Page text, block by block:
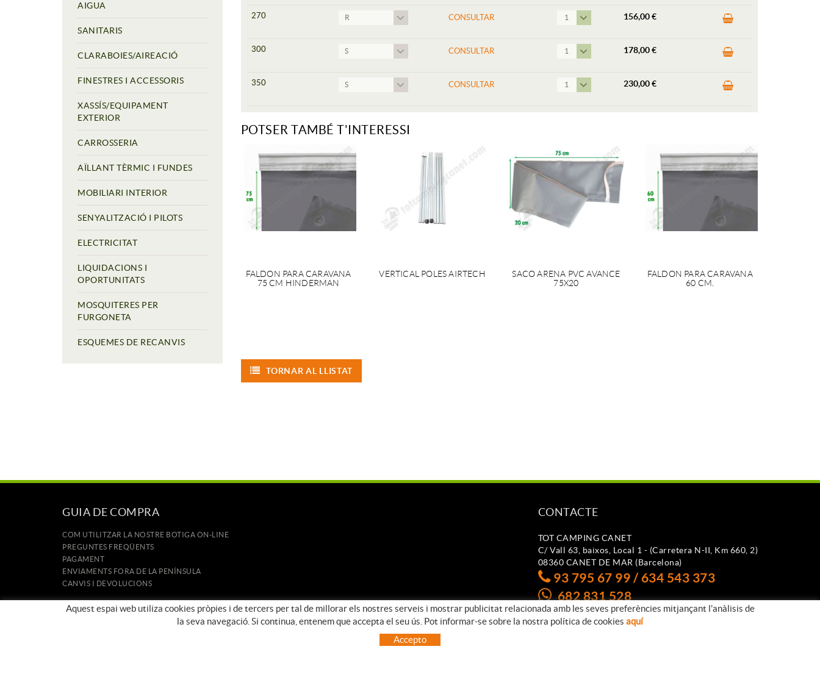
AIGUA
SANITARIS
CLARABOIES/AIREACIÓ
FINESTRES I ACCESSORIS
XASSÍS/EQUIPAMENT
EXTERIOR
CARROSSERIA
AÏLLANT TÈRMIC I FUNDES
MOBILIARI INTERIOR
SENYALITZACIÓ I PILOTS
ELECTRICITAT
LIQUIDACIONS I
OPORTUNITATS
MOSQUITERES PER
FURGONETA
ESQUEMES DE RECANVIS
270 R CONSULTAR 1 156,00 €
300 S CONSULTAR 1 178,00 €
350 S CONSULTAR 1 230,00 €
POTSER TAMBÉ T'INTERESSI
FALDON PARA CARAVANA
75 CM HINDERMAN
VERTICAL POLES AIRTECH
SACO ARENA PVC AVANCE
75X20
FALDON PARA CARAVANA
60 CM.
TORNAR AL LLISTAT
GUIA DE COMPRA
COM UTILITZAR LA NOSTRE BOTIGA ON-LINE
PREGUNTES FREQÜENTS
PAGAMENT
ENVIAMENTS FORA DE LA PENÍNSULA
CANVIS I DEVOLUCIONS
INICI
CONTACTE
TOT CAMPING CANET
C/ Vall 63, baixos, Local 1 - (Carretera N-II, Km 660, 2)
08360 CANET DE MAR (Barcelona)
93 795 67 99 / 634 543 373
682 831 528
totcampingcanet@totcampingcanet.com
Aquest espai web utiliza cookies pròpies i de tercers per tal de millorar els nostres serveis i mostrar publicitat relacionada amb les seves preferències mitjançant l'anàlisis de
la seva navegació. Si continua, entenem que accepta el seu ús. Pot informar-se sobre la nostra política de cookies aquí
Accepto